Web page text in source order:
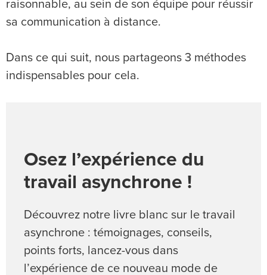
raisonnable, au sein de son équipe pour réussir
sa communication à distance.
Dans ce qui suit, nous partageons 3 méthodes
indispensables pour cela.
Osez l’expérience du
travail asynchrone !
Découvrez notre livre blanc sur le travail
asynchrone : témoignages, conseils,
points forts, lancez-vous dans
l’expérience de ce nouveau mode de